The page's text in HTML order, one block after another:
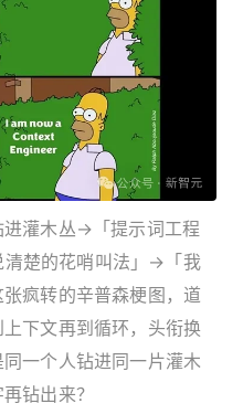
进灌木丛→「提示词工程
清楚的花哨叫法」→「我
疯转的辛普森梗图，道
下文再到循环，头衔换
一个人钻进同一片灌木
钻出来？